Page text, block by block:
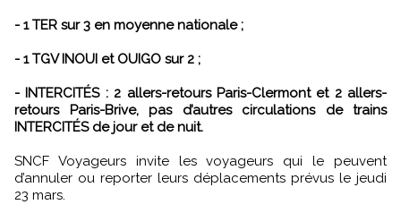
- 1 TER sur 3 en moyenne nationale ;
- 1 TGV INOUI et OUIGO sur 2 ;
- INTERCITÉS : 2 allers-retours Paris-Clermont et 2 allers-
retours Paris-Brive, pas d’autres circulations de trains
INTERCITÉS de jour et de nuit.
SNCF Voyageurs invite les voyageurs qui le peuvent
d’annuler ou reporter leurs déplacements prévus le jeudi
23 mars.